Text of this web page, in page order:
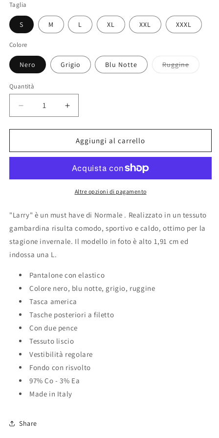
Taglia
S M L XL XXL XXXL
Colore
Nero Grigio Blu Notte RuggineVariante
esaurita
Quantità
Diminuisci
quantità
per
LARRY
Aumenta
quantità
per
PANTALONE
LARRY
Aggiungi al carrello
Altre opzioni di pagamento
"Larry" è un must have di Normale . Realizzato in un tessuto
gambardina risulta comodo, sportivo e caldo, ottimo per la
stagione invernale. Il modello in foto è alto 1,91 cm ed
indossa una L.
Pantalone con elastico
Colore nero, blu notte, grigio, ruggine
Tasca america
Tasche posteriori a filetto
Con due pence
Tessuto liscio
Vestibilità regolare
Fondo con risvolto
97% Co - 3% Ea
Made in Italy
Share